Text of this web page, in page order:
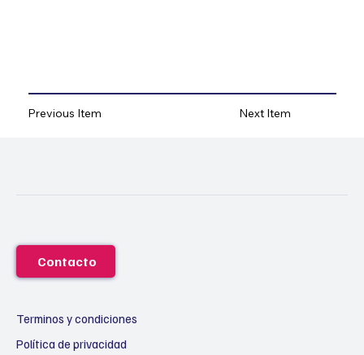
Previous Item Next Item
Contacto
Terminos y condiciones
Política de privacidad